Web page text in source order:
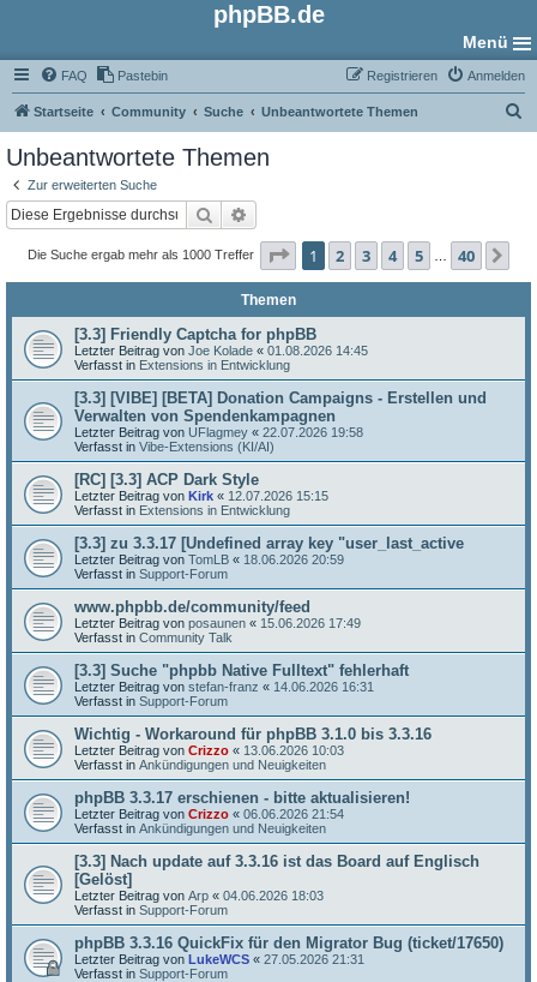
phpBB.de
Menü
FAQ Pastebin Anmelden
Registrieren
Startseite Community Suche Unbeantwortete Themen
Unbeantwortete Themen
Zur erweiterten Suche
Suche
Die Suche ergab mehr als 1000 Treffer Seite 1von 40
1 2 3 4 5 40
Themen
[3.3] Friendly Captcha for phpBB
Letzter Beitrag von Joe Kolade « 01.08.2026 14:45
Verfasst in Extensions in Entwicklung
[3.3] [VIBE] [BETA] Donation Campaigns - Erstellen und
Verwalten von Spendenkampagnen
Letzter Beitrag von UFlagmey « 22.07.2026 19:58
Verfasst in Vibe-Extensions (KI/AI)
[RC] [3.3] ACP Dark Style
Letzter Beitrag von Kirk « 12.07.2026 15:15
Verfasst in Extensions in Entwicklung
[3.3] zu 3.3.17 [Undefined array key "user_last_active
Letzter Beitrag von TomLB « 18.06.2026 20:59
Verfasst in Support-Forum
www.phpbb.de/community/feed
Letzter Beitrag von posaunen « 15.06.2026 17:49
Verfasst in Community Talk
[3.3] Suche "phpbb Native Fulltext" fehlerhaft
Letzter Beitrag von stefan-franz « 14.06.2026 16:31
Verfasst in Support-Forum
Wichtig - Workaround für phpBB 3.1.0 bis 3.3.16
Letzter Beitrag von Crizzo « 13.06.2026 10:03
Verfasst in Ankündigungen und Neuigkeiten
phpBB 3.3.17 erschienen - bitte aktualisieren!
Letzter Beitrag von Crizzo « 06.06.2026 21:54
Verfasst in Ankündigungen und Neuigkeiten
[3.3] Nach update auf 3.3.16 ist das Board auf Englisch
[Gelöst]
Letzter Beitrag von Arp « 04.06.2026 18:03
Verfasst in Support-Forum
phpBB 3.3.16 QuickFix für den Migrator Bug (ticket/17650)
Letzter Beitrag von LukeWCS « 27.05.2026 21:31
Verfasst in Support-Forum